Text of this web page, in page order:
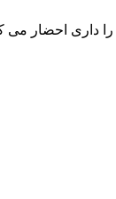
داری احضار